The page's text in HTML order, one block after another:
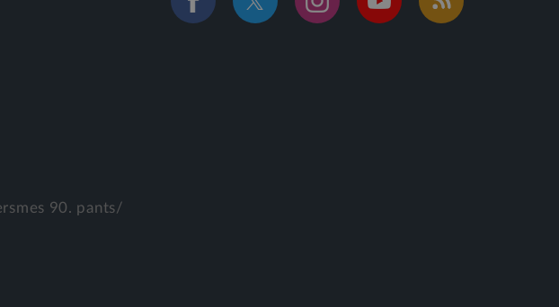
90. pants/